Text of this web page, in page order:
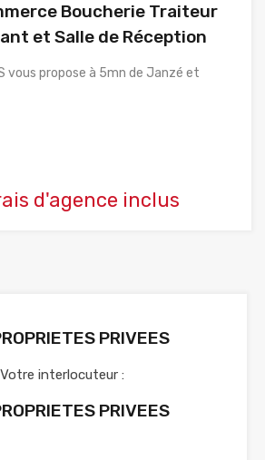
Boucherie Traiteur
et Salle de Réception
vous propose à 5mn de Janzé et
d'agence inclus
PRIVEES
Votre interlocuteur :
PRIVEES